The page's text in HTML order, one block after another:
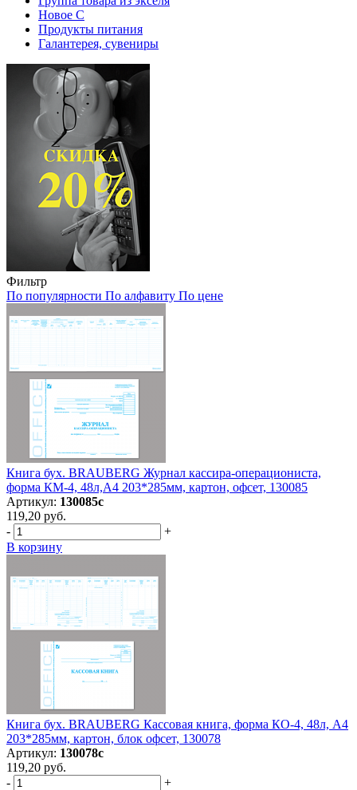
Новое С
Продукты питания
Галантерея, сувениры
Фильтр
По популярности По алфавиту По цене
Книга бух. BRAUBERG Журнал кассира-операциониста,
форма КМ-4, 48л,А4 203*285мм, картон, офсет, 130085
Артикул: 130085с
119,20 руб.
-
+
В корзину
Книга бух. BRAUBERG Кассовая книга, форма КО-4, 48л, А4
203*285мм, картон, блок офсет, 130078
Артикул: 130078с
119,20 руб.
-
+